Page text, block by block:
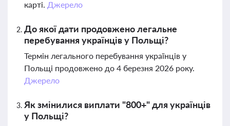
карті. Джерело
До якої дати продовжено легальне
перебування українців у Польщі?
Термін легального перебування українців у
Польщі продовжено до 4 березня 2026 року.
Джерело
Як змінилися виплати "800+" для українців
у Польщі?